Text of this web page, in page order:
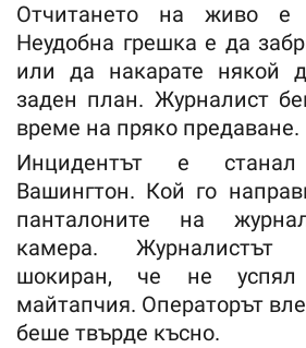
Отчитането на живо е
Неудобна грешка е да
или да накарате някой
заден план. Журналист
време на пряко предаване.
Инцидентът е
Вашингтон. Кой го
панталоните на
камера.
шокиран, че не
майтапчия. Операторът
беше твърде късно.